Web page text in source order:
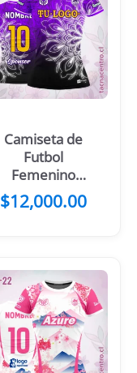
Camiseta de
Futbol
Femenino
mandala negro
celeste
$12,000.00